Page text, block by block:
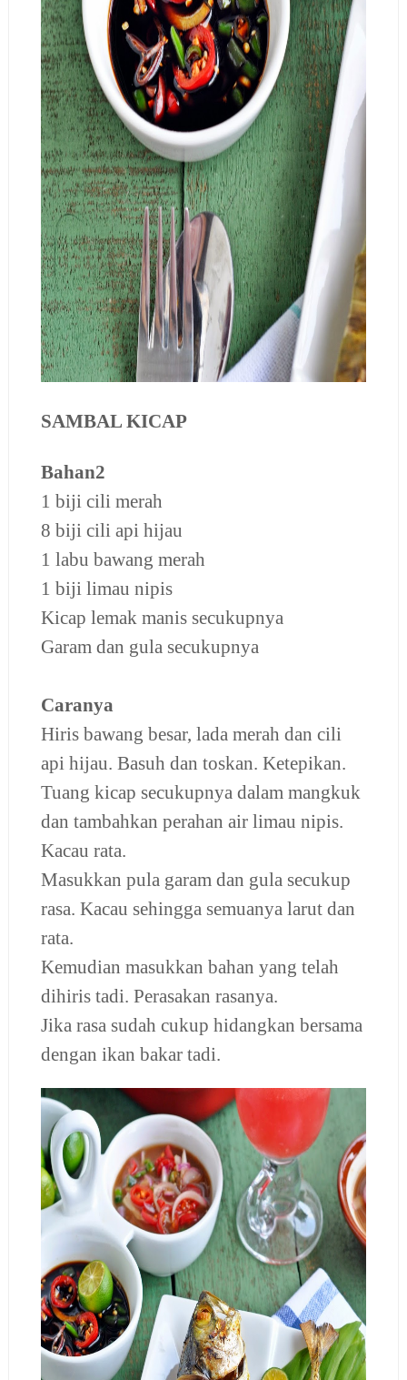
SAMBAL KICAP
Bahan2
1 biji cili merah
8 biji cili api hijau
1 labu bawang merah
1 biji limau nipis
Kicap lemak manis secukupnya
Garam dan gula secukupnya
Caranya
Hiris bawang besar, lada merah dan cili
api hijau. Basuh dan toskan. Ketepikan.
Tuang kicap secukupnya dalam mangkuk
dan tambahkan perahan air limau nipis.
Kacau rata.
Masukkan pula garam dan gula secukup
rasa. Kacau sehingga semuanya larut dan
rata.
Kemudian masukkan bahan yang telah
dihiris tadi. Perasakan rasanya.
Jika rasa sudah cukup hidangkan bersama
dengan ikan bakar tadi.